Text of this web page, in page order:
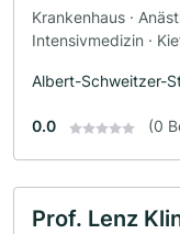
Krankenhaus ·
Intensivmedizin ·
Albert-Schweitzer-
0.0 (0
Prof. Lenz